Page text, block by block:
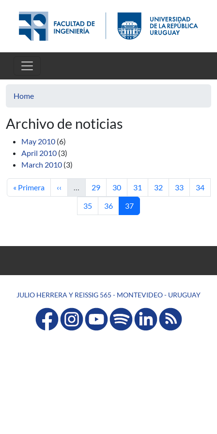
Home
Archivo de noticias
May 2010 (6)
April 2010 (3)
March 2010 (3)
First page
« Primera Previous page
‹‹ … Page
29 Page
30 Page
31 Page
32 Page
33 Page
34
Page
35 Page
36 Current page
37
JULIO HERRERA Y REISSIG 565 - MONTEVIDEO - URUGUAY